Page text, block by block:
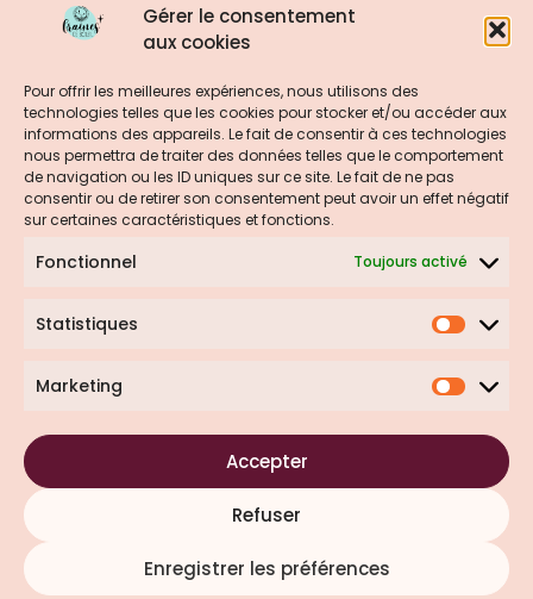
Gérer le consentement
aux cookies
Pour offrir les meilleures expériences, nous utilisons des
technologies telles que les cookies pour stocker et/ou accéder aux
informations des appareils. Le fait de consentir à ces technologies
nous permettra de traiter des données telles que le comportement
de navigation ou les ID uniques sur ce site. Le fait de ne pas
consentir ou de retirer son consentement peut avoir un effet négatif
sur certaines caractéristiques et fonctions.
Fonctionnel Toujours activé
Statistiques
Marketing
Accepter
Refuser
Enregistrer les préférences
Mentions Légales
Politique de Confidentialité Politique de cookies (UE)